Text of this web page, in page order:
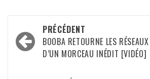
Navigation
d’article
PRÉCÉDENT
BOOBA RETOURNE LES
D’UN MORCEAU INÉDIT [VIDÉO]